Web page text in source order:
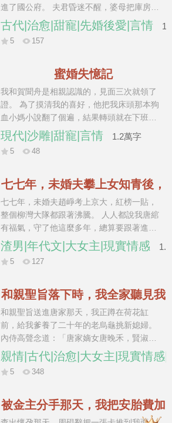
進了國公府。 夫君昏迷不醒，婆母把庫房鑰
匙交給我，小姑子天天往我房裡送點心，我
的日子過得比在姜家舒坦太多。 我坐在謝觀
瀾床邊打算盤，順嘴唸叨：「今天太醫府的
是能拿到很多錢啊？」 床上的人聽了許久，
天盼著我出殯？」 姐姐在太子府碰了壁，又
鬧著要換回婚約。 我正想請人送客，謝觀瀾
已經站到了我身邊。
古代|治愈|甜寵|先婚後愛|言情
5 157
蜜婚失憶記
我和賀聞舟是相親認識的，見面三次就領了
證。 為了摸清我的喜好，他把我床頭那本狗
血小媽小說翻了個遍，結果轉頭就在下班路
上出了車禍。 好消息，人沒事。 壞訊息，他
一口認定我是他小媽。 我給他擦個藥，他紅
著耳朵背《離騷》； 我帶他回家，他衝我發
婆心勸他爸把我讓給他。 他爸聽完之後，點
現代|沙雕|甜寵|言情 1.2萬字
5 48
七七年，未婚夫攀上女知青後，
我退了婚
七七年，未婚夫趙崢考上京大，紅榜一貼，
整個柳灣大隊都跟著沸騰。 人人都說我唐綰
有福氣，守了他這麼多年，總算要跟著進城
享清福。 可錄取通知書送到村口那日，我卻
看見他替女知青姜蓉攏好圍巾，低聲哄她：
「等我在京城站住腳，就接你過去。」 他回
風吹落。 趙崢臉上的笑一點點收了，伸手來
正等著道喜的人走去。 他既然想踩著我家往
上爬，就別怪我把梯子抽走。
渣男|年代文|大女主|現實情感
5 127
和親聖旨落下時，我全家聽見我
在心裡挑陪葬品
和親聖旨送進唐家那天，我正蹲在荷花缸
前，給我爹養了二十年的老烏龜挑新媳婦。
內侍高聲念道：「唐家嫡女唐晚禾，賢淑端
莊，特賜婚于肅王陸承野，三日後完婚。」
我爸跪得筆直，我媽臉色發白，兩個哥哥差
點把磚縫摳穿。 我低頭看著龜殼，在心裡挑
家就要被拿去填賑災糧案的窟窿。】 全家齊
刷刷回頭。 我：【？？？我臉上有字？】
親情|古代|治愈|大女主|現實情感|
5 348
被金主分手那天，我把安胎費加